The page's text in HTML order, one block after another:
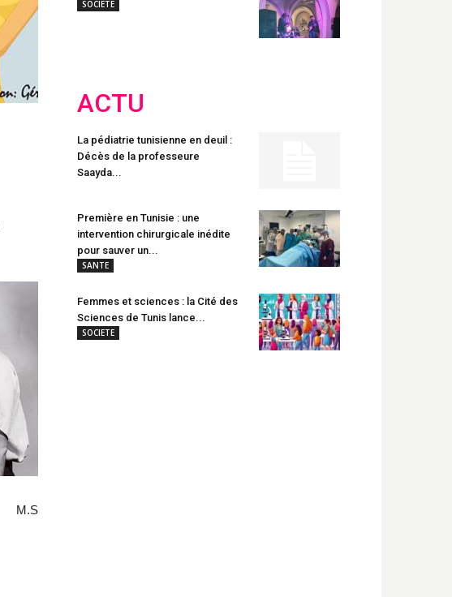
M.S
SOCIETE
ACTU
La pédiatrie tunisienne en deuil :
Décès de la professeure
Saayda...
Première en Tunisie : une
intervention chirurgicale inédite
pour sauver un...
SANTE
Femmes et sciences : la Cité des
Sciences de Tunis lance...
SOCIETE